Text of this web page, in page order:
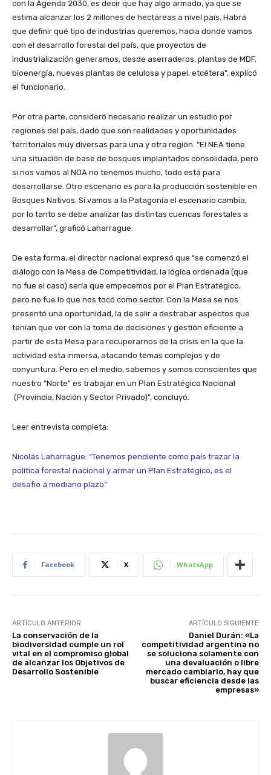
con la Agenda 2030, es decir que hay algo armado, ya que se
estima alcanzar los 2 millones de hectáreas a nivel país. Habrá
que definir qué tipo de industrias queremos, hacia donde vamos
con el desarrollo forestal del país, que proyectos de
industrialización generamos, desde aserraderos, plantas de MDF,
bioenergía, nuevas plantas de celulosa y papel, etcétera”, explicó
el funcionario.
Por otra parte, consideró necesario realizar un estudio por
regiones del país, dado que son realidades y oportunidades
territoriales muy diversas para una y otra región. “El NEA tiene
una situación de base de bosques implantados consolidada, pero
si nos vamos al NOA no tenemos mucho, todo está para
desarrollarse. Otro escenario es para la producción sostenible en
Bosques Nativos. Si vamos a la Patagonia el escenario cambia,
por lo tanto se debe analizar las distintas cuencas forestales a
desarrollar”, graficó Laharrague.
De esta forma, el director nacional expresó que “se comenzó el
diálogo con la Mesa de Competitividad, la lógica ordenada (que
no fue el caso) sería que empecemos por el Plan Estratégico,
pero no fue lo que nos tocó como sector. Con la Mesa se nos
presentó una oportunidad, la de salir a destrabar aspectos que
tenían que ver con la toma de decisiones y gestión eficiente a
partir de esta Mesa para recuperarnos de la crisis en la que la
actividad esta inmersa, atacando temas complejos y de
conyuntura. Pero en el medio, sabemos y somos conscientes que
nuestro “Norte” es trabajar en un Plan Estratégico Nacional
(Provincia, Nación y Sector Privado)”, concluyó.
Leer entrevista completa:
Nicolás Laharrague: “Tenemos pendiente como país trazar la
política forestal nacional y armar un Plan Estratégico, es el
desafío a mediano plazo”
Facebook X WhatsApp
ARTÍCULO ANTERIOR
La conservación de la
biodiversidad cumple un rol
vital en el compromiso global
de alcanzar los Objetivos de
Desarrollo Sostenible
ARTÍCULO SIGUIENTE
Daniel Durán: «La
competitividad argentina no
se soluciona solamente con
una devaluación​ o libre
mercado cambiario, hay que
buscar eficiencia desde las
empresas»